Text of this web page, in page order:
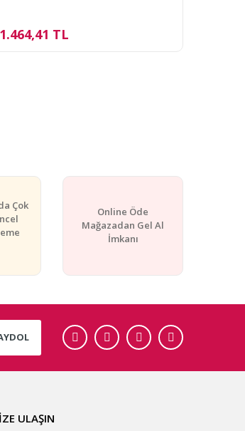
1.464,41 TL
Çok
Online Öde
Mağazadan Gel Al
İmkanı
ULAŞIN